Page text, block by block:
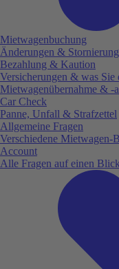
Mietwagenbuchung
Änderungen &
Bezahlung & Kaution
Versicherungen & was Sie
Mietwagenübernahme & -
Car Check
Panne, Unfall & Strafzettel
Allgemeine Fragen
Verschiedene Mietwagen-
Account
Alle Fragen auf einen Blick